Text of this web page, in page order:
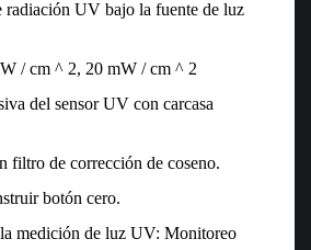
radiación UV bajo la fuente de luz
/ cm ^ 2, 20 mW / cm ^ 2
del sensor UV con carcasa
filtro de corrección de coseno.
botón cero.
medición de luz UV: Monitoreo